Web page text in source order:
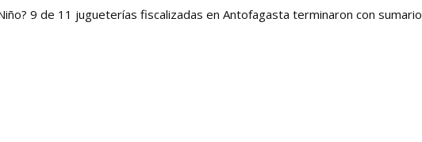
9 de 11 jugueterías fiscalizadas en Antofagasta terminaron con sumario